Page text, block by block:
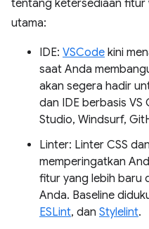
tentang ketersediaan fitur
utama:
IDE: VSCode kini
saat Anda
akan segera hadir
dan IDE berbasis
Studio, Windsurf,
Linter: Linter CSS
memperingatkan
fitur yang lebih baru
Anda. Baseline
ESLint, dan Stylelint.